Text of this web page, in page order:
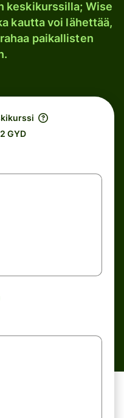
keskikurssilla; Wise
kautta voi lähettää,
paikallisten
GYD